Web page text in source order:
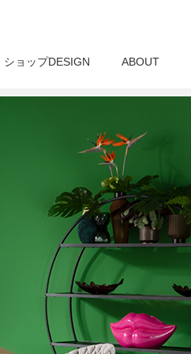
ショップDESIGN ABOUT